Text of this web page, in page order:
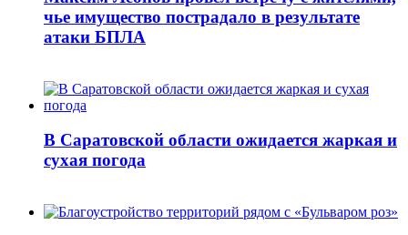
чье имущество пострадало в результате
атаки БПЛА
В Саратовской области ожидается жаркая и
сухая погода